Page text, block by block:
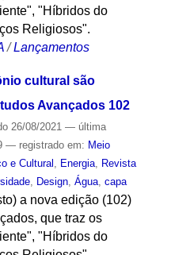
"Híbridos do
Religiosos".
/Lançamentos
cultural são
Avançados 102
26/08/2021 — última
— registrado em: Meio
e Cultural , Energia, Revista
, Design, Água, capa
a nova edição (102)
que traz os
"Híbridos do